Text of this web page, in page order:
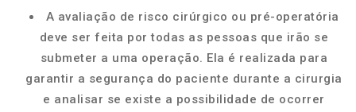
A avaliação de risco cirúrgico ou pré-operatória
deve ser feita por todas as pessoas que irão se
submeter a uma operação. Ela é realizada para
garantir a segurança do paciente durante a cirurgia
e analisar se existe a possibilidade de ocorrer